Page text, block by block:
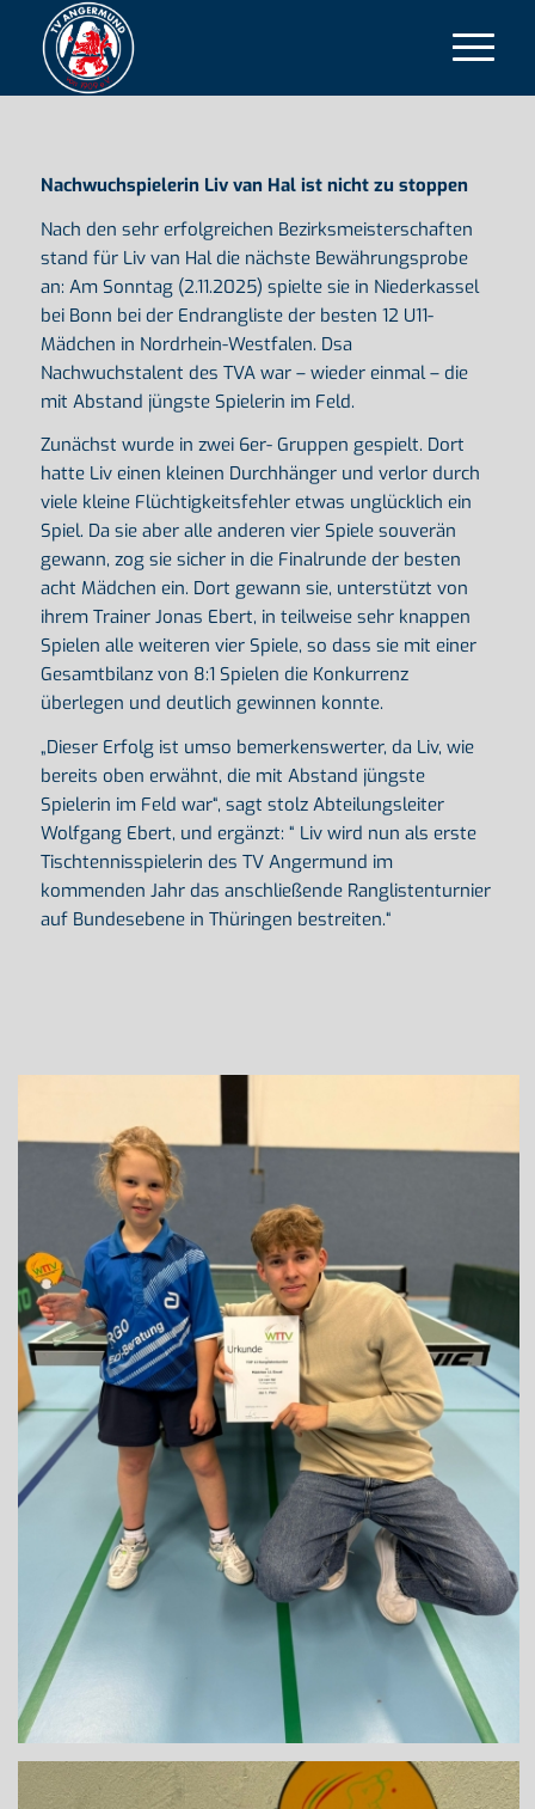
Nachwuchspielerin Liv van Hal ist nicht zu stoppen
Nach den sehr erfolgreichen Bezirksmeisterschaften
stand für Liv van Hal die nächste Bewährungsprobe
an: Am Sonntag (2.11.2025) spielte sie in Niederkassel
bei Bonn bei der Endrangliste der besten 12 U11-
Mädchen in Nordrhein-Westfalen. Dsa
Nachwuchstalent des TVA war – wieder einmal – die
mit Abstand jüngste Spielerin im Feld.
Zunächst wurde in zwei 6er- Gruppen gespielt. Dort
hatte Liv einen kleinen Durchhänger und verlor durch
viele kleine Flüchtigkeitsfehler etwas unglücklich ein
Spiel. Da sie aber alle anderen vier Spiele souverän
gewann, zog sie sicher in die Finalrunde der besten
acht Mädchen ein. Dort gewann sie, unterstützt von
ihrem Trainer Jonas Ebert, in teilweise sehr knappen
Spielen alle weiteren vier Spiele, so dass sie mit einer
Gesamtbilanz von 8:1 Spielen die Konkurrenz
überlegen und deutlich gewinnen konnte.
„Dieser Erfolg ist umso bemerkenswerter, da Liv, wie
bereits oben erwähnt, die mit Abstand jüngste
Spielerin im Feld war“, sagt stolz Abteilungsleiter
Wolfgang Ebert, und ergänzt: “ Liv wird nun als erste
Tischtennisspielerin des TV Angermund im
kommenden Jahr das anschließende Ranglistenturnier
auf Bundesebene in Thüringen bestreiten.“